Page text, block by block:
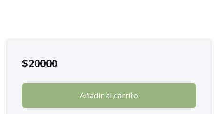
$20000
Añadir al carrito